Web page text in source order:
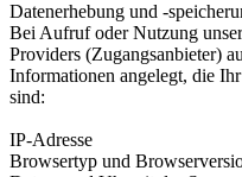
Datenerhebung und -
Bei Aufruf oder Nutzung
Providers (Zugangsanbieter)
Informationen angelegt, die
sind:
IP-Adresse
Browsertyp und